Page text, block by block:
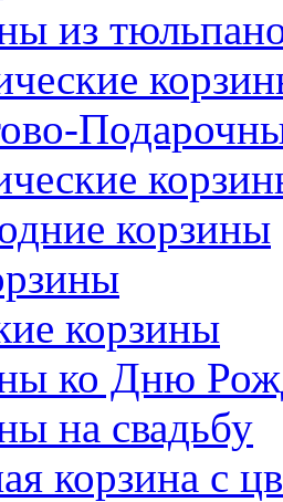
из
корзины
корзины
ко Дню
на свадьбу
корзина с